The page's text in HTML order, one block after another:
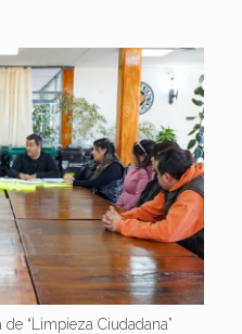
“Limpieza Ciudadana”